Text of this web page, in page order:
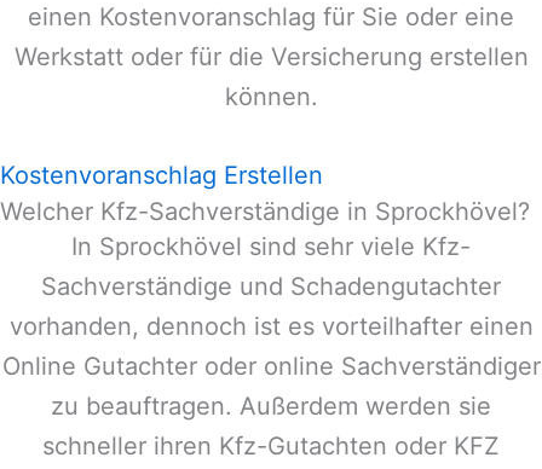
einen Kostenvoranschlag für Sie oder eine
Werkstatt oder für die Versicherung erstellen
können.
Kostenvoranschlag Erstellen
Welcher Kfz-Sachverständige in Sprockhövel?
In Sprockhövel sind sehr viele Kfz-
Sachverständige und Schadengutachter
vorhanden, dennoch ist es vorteilhafter einen
Online Gutachter oder online Sachverständiger
zu beauftragen. Außerdem werden sie
schneller ihren Kfz-Gutachten oder KFZ